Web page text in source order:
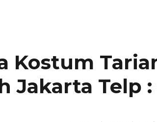
Kostum
Jakarta Telp :